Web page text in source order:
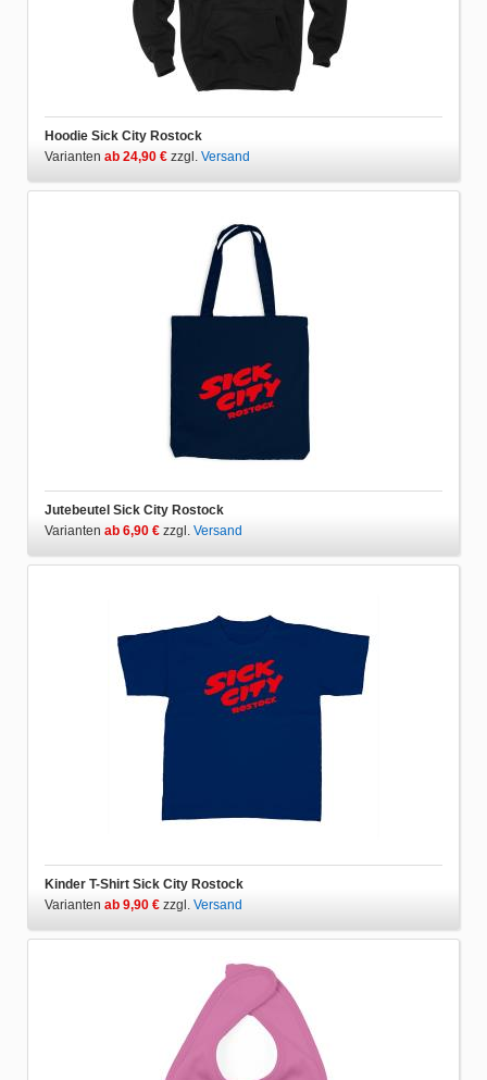
Hoodie Sick City Rostock
Varianten ab 24,90 € zzgl. Versand
Jutebeutel Sick City Rostock
Varianten ab 6,90 € zzgl. Versand
Kinder T-Shirt Sick City Rostock
Varianten ab 9,90 € zzgl. Versand